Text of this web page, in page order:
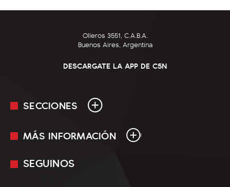
Olleros 3551, C.A.B.A.
Buenos Aires, Argentina
DESCARGATE LA APP DE C5N
SECCIONES
En Vivo
MÁS INFORMACIÓN
Mediakit
SEGUINOS